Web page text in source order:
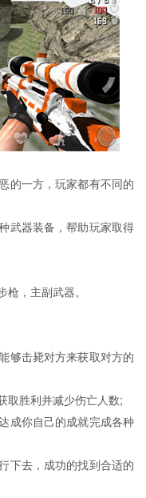
的一方，玩家都有不同的
武器装备，帮助玩家取得
，主副武器。
够击毙对方来获取对方的
取胜利并减少伤亡人数;
成你自己的成就完成各种
下去，成功的找到合适的